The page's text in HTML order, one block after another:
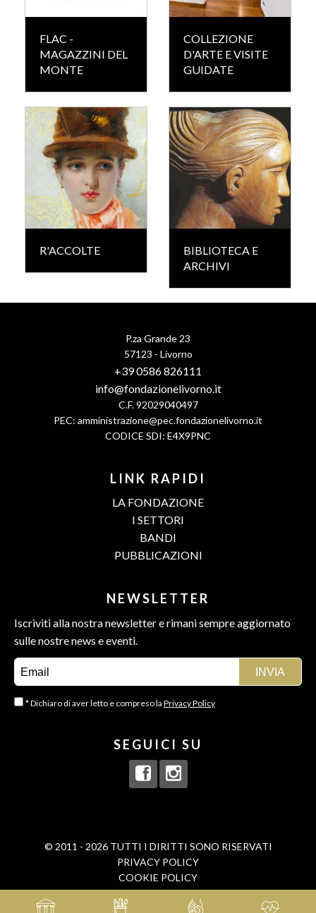
FLAC -
MAGAZZINI DEL
MONTE
COLLEZIONE
D'ARTE E VISITE
GUIDATE
R'ACCOLTE
BIBLIOTECA E
ARCHIVI
P.za Grande 23
57123 - Livorno
+39 0586 826111
info@fondazionelivorno.it
C.F. 92029040497
PEC: amministrazione@pec.fondazionelivorno.it
CODICE SDI: E4X9PNC
LINK RAPIDI
LA FONDAZIONE
I SETTORI
BANDI
PUBBLICAZIONI
NEWSLETTER
Iscriviti alla nostra newsletter e rimani sempre aggiornato
sulle nostre news e eventi.
* Dichiaro di aver letto e compreso la Privacy Policy
SEGUICI SU
© 2011 - 2026 TUTTI I DIRITTI SONO RISERVATI
PRIVACY POLICY
COOKIE POLICY
BORN INMAMASTUDIOS